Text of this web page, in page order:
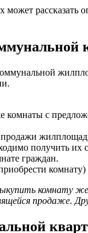
комнаты с
получить их
граждан.
комнату
продаже.